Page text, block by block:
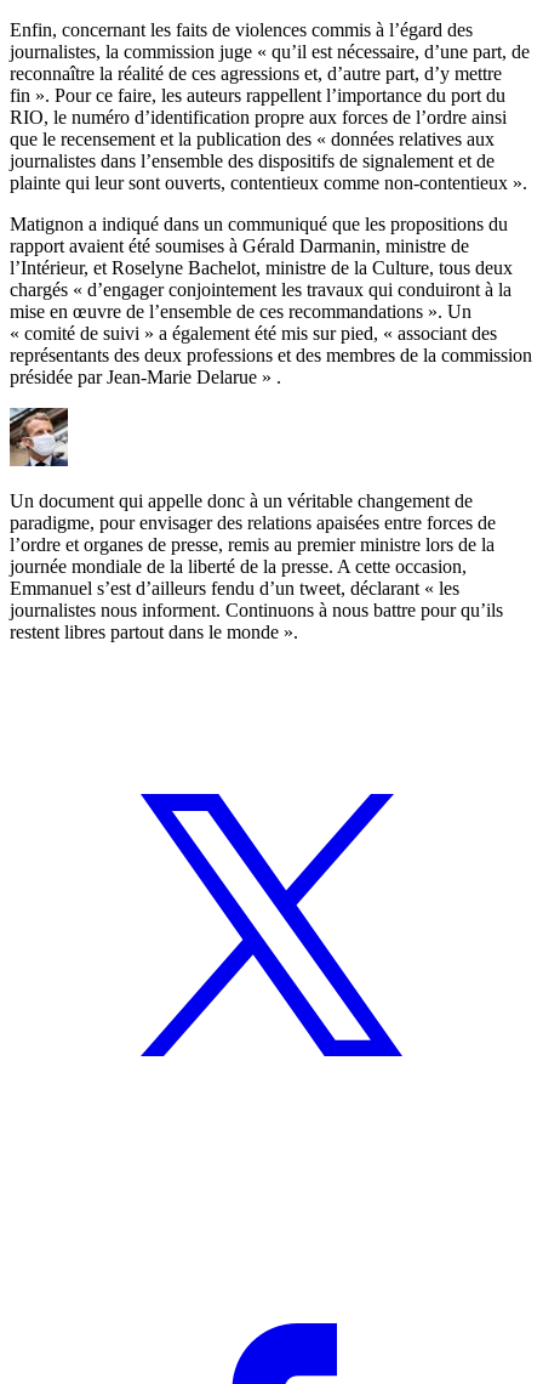
Enfin, concernant les faits de violences commis à l’égard des
journalistes, la commission juge « qu’il est nécessaire, d’une part, de
reconnaître la réalité de ces agressions et, d’autre part, d’y mettre
fin ». Pour ce faire, les auteurs rappellent l’importance du port du
RIO, le numéro d’identification propre aux forces de l’ordre ainsi
que le recensement et la publication des « données relatives aux
journalistes dans l’ensemble des dispositifs de signalement et de
plainte qui leur sont ouverts, contentieux comme non-contentieux ».
Matignon a indiqué dans un communiqué que les propositions du
rapport avaient été soumises à Gérald Darmanin, ministre de
l’Intérieur, et Roselyne Bachelot, ministre de la Culture, tous deux
chargés « d’engager conjointement les travaux qui conduiront à la
mise en œuvre de l’ensemble de ces recommandations ». Un
« comité de suivi » a également été mis sur pied, « associant des
représentants des deux professions et des membres de la commission
présidée par Jean-Marie Delarue » .
Un document qui appelle donc à un véritable changement de
paradigme, pour envisager des relations apaisées entre forces de
l’ordre et organes de presse, remis au premier ministre lors de la
journée mondiale de la liberté de la presse. A cette occasion,
Emmanuel s’est d’ailleurs fendu d’un tweet, déclarant « les
journalistes nous informent. Continuons à nous battre pour qu’ils
restent libres partout dans le monde ».